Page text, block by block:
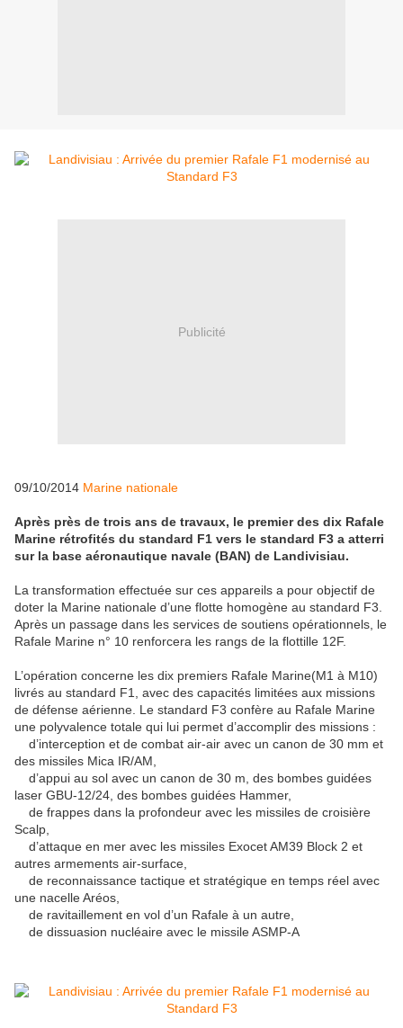
Publicité
09/10/2014 Marine nationale
Après près de trois ans de travaux, le premier des dix Rafale
Marine rétrofités du standard F1 vers le standard F3 a atterri
sur la base aéronautique navale (BAN) de Landivisiau.
La transformation effectuée sur ces appareils a pour objectif de
doter la Marine nationale d’une flotte homogène au standard F3.
Après un passage dans les services de soutiens opérationnels, le
Rafale Marine n° 10 renforcera les rangs de la flottille 12F.
L’opération concerne les dix premiers Rafale Marine(M1 à M10)
livrés au standard F1, avec des capacités limitées aux missions
de défense aérienne. Le standard F3 confère au Rafale Marine
une polyvalence totale qui lui permet d’accomplir des missions :
d’interception et de combat air-air avec un canon de 30 mm et
des missiles Mica IR/AM,
d’appui au sol avec un canon de 30 m, des bombes guidées
laser GBU-12/24, des bombes guidées Hammer,
de frappes dans la profondeur avec les missiles de croisière
Scalp,
d’attaque en mer avec les missiles Exocet AM39 Block 2 et
autres armements air-surface,
de reconnaissance tactique et stratégique en temps réel avec
une nacelle Aréos,
de ravitaillement en vol d’un Rafale à un autre,
de dissuasion nucléaire avec le missile ASMP-A